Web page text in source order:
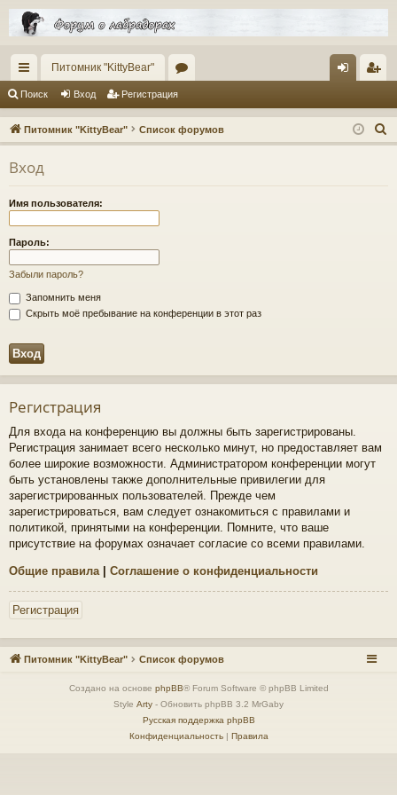
с
ы
лк
и
Питомник "KittyBear"
ор
ум
ы
д ис
тр
Поиск Вход Регистрация
Питомник "KittyBear" Список форумов
о
Вход
Имя пользователя:
Пароль:
Забыли пароль?
Запомнить меня
Скрыть моё пребывание на конференции в этот раз
Регистрация
Для входа на конференцию вы должны быть зарегистрированы.
Регистрация занимает всего несколько минут, но предоставляет вам
более широкие возможности. Администратором конференции могут
быть установлены также дополнительные привилегии для
зарегистрированных пользователей. Прежде чем
зарегистрироваться, вам следует ознакомиться с правилами и
политикой, принятыми на конференции. Помните, что ваше
присутствие на форумах означает согласие со всеми правилами.
Общие правила| Соглашение о конфиденциальности
Регистрация
Питомник "KittyBear" Список форумов
Создано на основе phpBB® Forum Software © phpBB Limited
Style Arty - Обновить phpBB 3.2 MrGaby
Русская поддержка phpBB
Конфиденциальность| Правила